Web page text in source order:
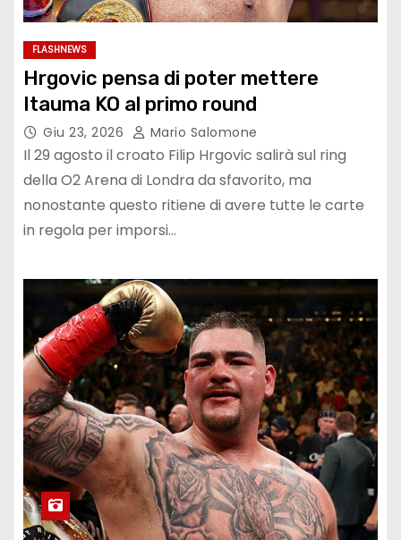
FLASHNEWS
Hrgovic pensa di poter mettere
Itauma KO al primo round
Giu 23, 2026 Mario Salomone
Il 29 agosto il croato Filip Hrgovic salirà sul ring
della O2 Arena di Londra da sfavorito, ma
nonostante questo ritiene di avere tutte le carte
in regola per imporsi…